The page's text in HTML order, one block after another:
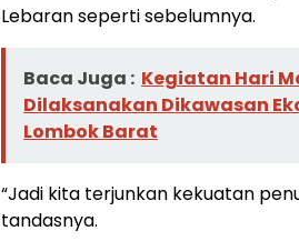
Lebaran seperti sebelumnya.
Baca Juga : Kegiatan Hari
Dilaksanakan Dikawasan
Lombok Barat
“Jadi kita terjunkan kekuatan
tandasnya.